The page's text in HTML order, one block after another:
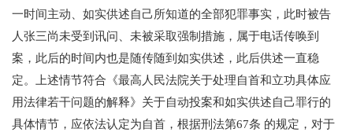
一时间主动、如实供述自己所知道的全部犯罪事实，此时被告
人张三尚未受到讯问、未被采取强制措施，属于电话传唤到
案，此后的时间内也是随传随到如实供述，此后供述一直稳
定。上述情节符合《最高人民法院关于处理自首和立功具体应
用法律若干问题的解释》关于自动投案和如实供述自己罪行的
具体情节，应依法认定为自首，根据刑法第67条 的规定，对于